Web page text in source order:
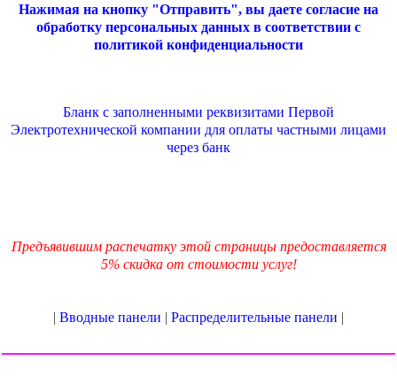
Нажимая на кнопку "Отправить", вы даете согласие на
обработку персональных данных в соответствии с
политикой конфиденциальности
Бланк с заполненными реквизитами Первой
Электротехнической компании для оплаты частными лицами
через банк
Предъявившим распечатку этой страницы предоставляется
5% скидка от стоимости услуг!
| Вводные панели | Распределительные панели |